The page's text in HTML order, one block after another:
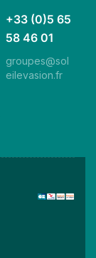
+33 (0)5 65
58 46 01
groupes@sol
eilevasion.fr